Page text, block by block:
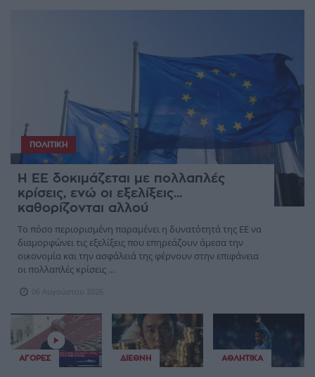
ΠΟΛΙΤΙΚΉ
Η ΕΕ δοκιμάζεται με πολλαπλές
κρίσεις, ενώ οι εξελίξεις...
καθορίζονται αλλού
Το πόσο περιορισμένη παραμένει η δυνατότητά της ΕΕ να
διαμορφώνει τις εξελίξεις που επηρεάζουν άμεσα την
οικονομία και την ασφάλειά της φέρνουν στην επιφάνεια
οι πολλαπλές κρίσεις ...
06 Αυγούστου 2026
ΑΓΟΡΈΣ ΔΙΕΘΝΉ ΑΘΛΗΤΙΚΆ